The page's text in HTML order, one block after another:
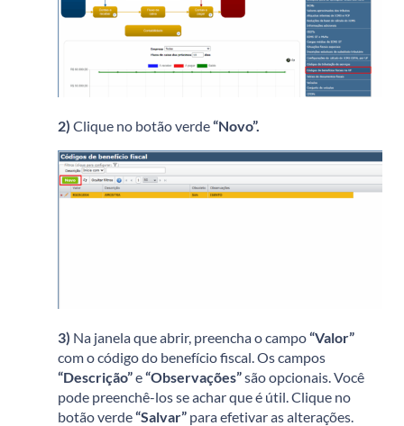
2) Clique no botão verde“Novo”.
3) Na janela que abrir, preencha o campo“Valor”
com o código do benefício fiscal. Os campos
“Descrição”e“Observações”são opcionais. Você
pode preenchê-los se achar que é útil. Clique no
botão verde“Salvar” para efetivar as alterações.